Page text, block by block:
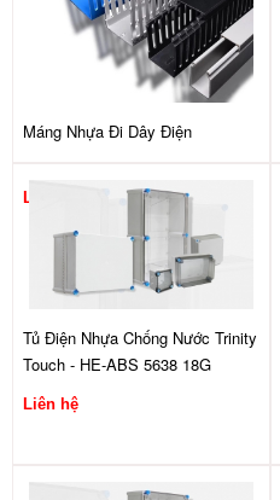
Máng Nhựa Đi Dây Điện
Liên hệ
Tủ Điện Nhựa Chống Nước Trinity
Touch - HE-ABS 5638 18G
Liên hệ